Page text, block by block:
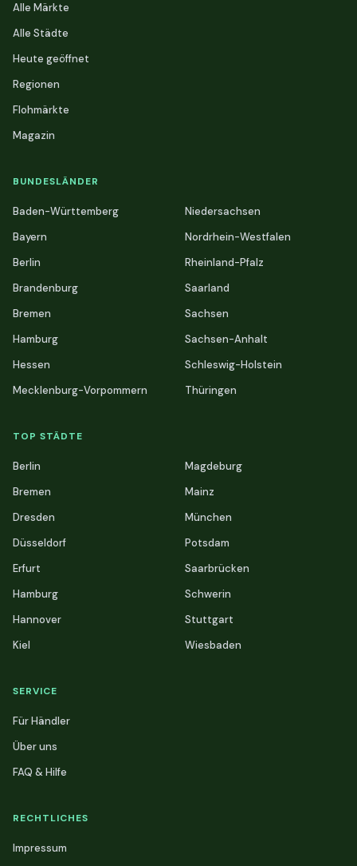
Alle Märkte
Alle Städte
Heute geöffnet
Regionen
Flohmärkte
Magazin
BUNDESLÄNDER
Baden-Württemberg
Bayern
Berlin
Brandenburg
Bremen
Hamburg
Hessen
Mecklenburg-Vorpommern
Niedersachsen
Nordrhein-Westfalen
Rheinland-Pfalz
Saarland
Sachsen
Sachsen-Anhalt
Schleswig-Holstein
Thüringen
TOP STÄDTE
Berlin
Bremen
Dresden
Düsseldorf
Erfurt
Hamburg
Hannover
Kiel
Magdeburg
Mainz
München
Potsdam
Saarbrücken
Schwerin
Stuttgart
Wiesbaden
SERVICE
Für Händler
Über uns
FAQ & Hilfe
RECHTLICHES
Impressum